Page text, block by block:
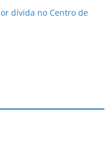
dívida no Centro de